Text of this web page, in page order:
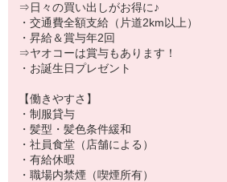
⇒日々の買い出しがお得に♪
・交通費全額支給（片道2km以上）
・昇給＆賞与年2回
⇒ヤオコーは賞与もあります！
・お誕生日プレゼント
【働きやすさ】
・制服貸与
・髪型・髪色条件緩和
・社員食堂（店舗による）
・有給休暇
・職場内禁煙（喫煙所有）